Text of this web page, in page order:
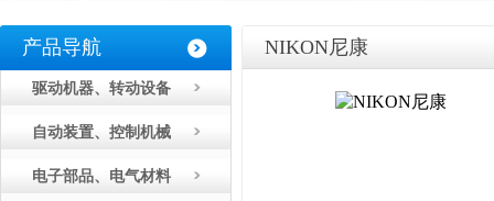
产品导航
驱动机器、转动设备
自动装置、控制机械
电子部品、电气材料
NIKON尼康